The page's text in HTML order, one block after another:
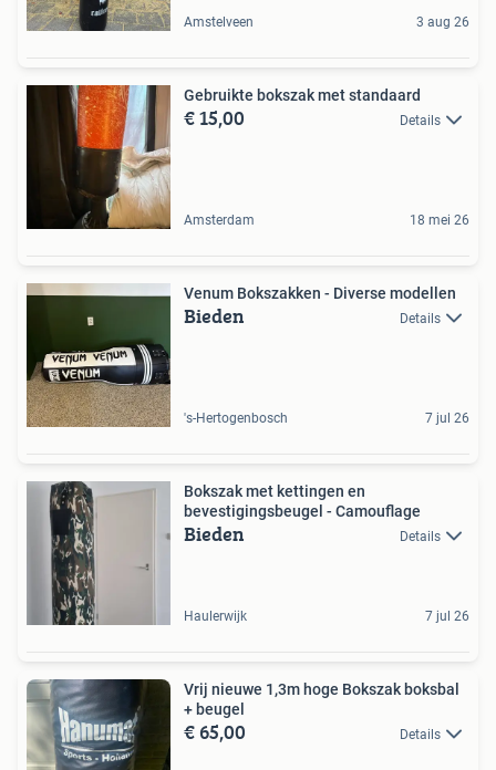
Amstelveen 3 aug 26
Gebruikte bokszak met standaard
€ 15,00 Details
Amsterdam 18 mei 26
Venum Bokszakken - Diverse modellen
Bieden Details
's-Hertogenbosch 7 jul 26
Bokszak met kettingen en
bevestigingsbeugel - Camouflage
Bieden Details
Haulerwijk 7 jul 26
Vrij nieuwe 1,3m hoge Bokszak boksbal
+ beugel
€ 65,00 Details